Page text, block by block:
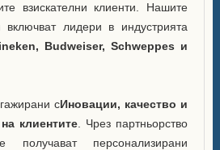
взискателни клиенти. Нашите
включват лидери в индустрията
Budweiser, Schweppes и
сИновации, качество и
клиентите . Чрез партньорство
персонализирани